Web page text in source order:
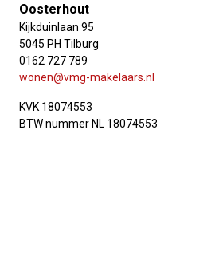
Oosterhout
Kijkduinlaan 95
5045 PH Tilburg
0162 727 789
wonen@vmg-makelaars.nl
KVK 18074553
BTW nummer NL 18074553